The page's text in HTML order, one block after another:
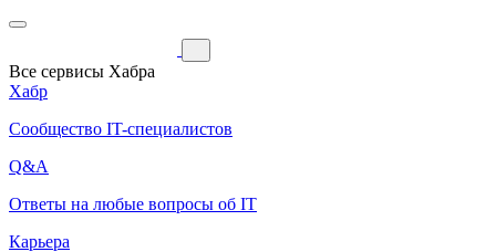
Все сервисы Хабра
Хабр
Сообщество IT-специалистов
Q&A
Ответы на любые вопросы об IT
Карьера